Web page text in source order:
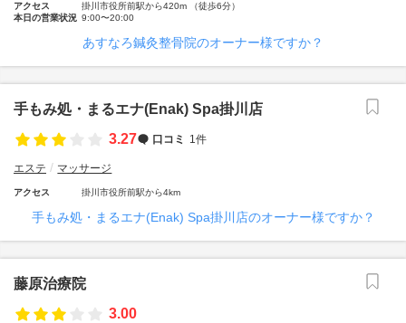
アクセス
掛川市役所前駅から420m （徒歩6分）
本日の営業状況 9:00〜20:00
あすなろ鍼灸整骨院のオーナー様ですか？
手もみ処・まるエナ(Enak) Spa掛川店
3.27
口コミ 1件
エステ マッサージ
アクセス 掛川市役所前駅から4km
手もみ処・まるエナ(Enak) Spa掛川店のオーナー様ですか？
藤原治療院
3.00